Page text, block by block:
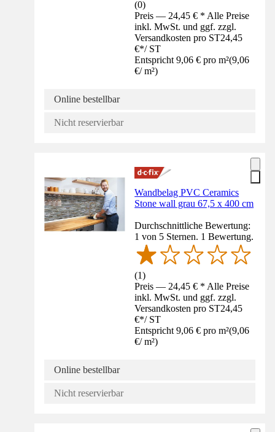
(0)
Preis — 24,45 € * Alle Preise
inkl. MwSt. und ggf. zzgl.
Versandkosten pro ST24,45
€*/ ST
Entspricht 9,06 € pro m²(9,06
€/ m²)
Online bestellbar
Nicht reservierbar
Wandbelag PVC Ceramics
Stone wall grau 67,5 x 400 cm
Durchschnittliche Bewertung:
1 von 5 Sternen. 1 Bewertung.
(1)
Preis — 24,45 € * Alle Preise
inkl. MwSt. und ggf. zzgl.
Versandkosten pro ST24,45
€*/ ST
Entspricht 9,06 € pro m²(9,06
€/ m²)
Online bestellbar
Nicht reservierbar